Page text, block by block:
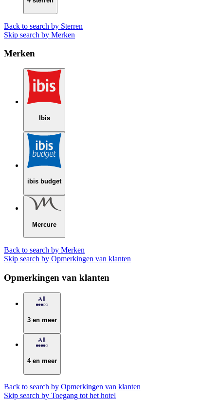
Back to search by Sterren
Skip search by Merken
Merken
Ibis
ibis budget
Mercure
Back to search by Merken
Skip search by Opmerkingen van klanten
Opmerkingen van klanten
3 en meer
4 en meer
Back to search by Opmerkingen van klanten
Skip search by Toegang tot het hotel